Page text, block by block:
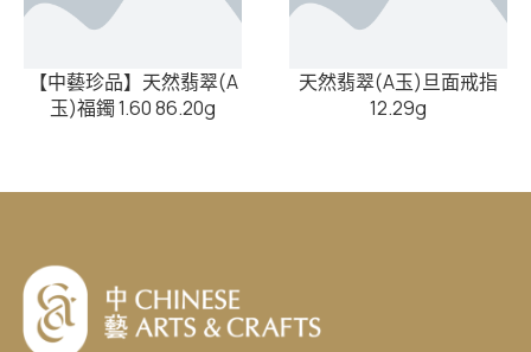
【中藝珍品】天然翡翠(A
玉)福鐲 1.60 86.20g
天然翡翠(A玉)旦面戒指
12.29g